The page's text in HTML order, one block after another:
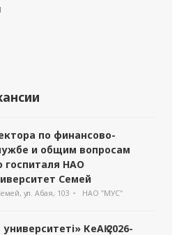
по финансово-
и общим вопросам
госпиталя НАО
Семей
ул. Абая, 103 НАО "МУС"
КеАҚ 2026-